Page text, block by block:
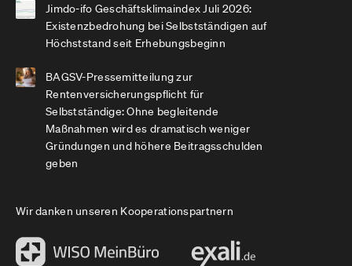
Jimdo-ifo Geschäftsklimaindex Juli 2026:
Existenzbedrohung bei Selbstständigen auf
Höchststand seit Erhebungsbeginn
BAGSV-Pressemitteilung zur
Rentenversicherungspflicht für
Selbstständige: Ohne begleitende
Maßnahmen wird es dramatisch weniger
Gründungen und höhere Beitragsschulden
geben
Wir danken unseren Kooperationspartnern